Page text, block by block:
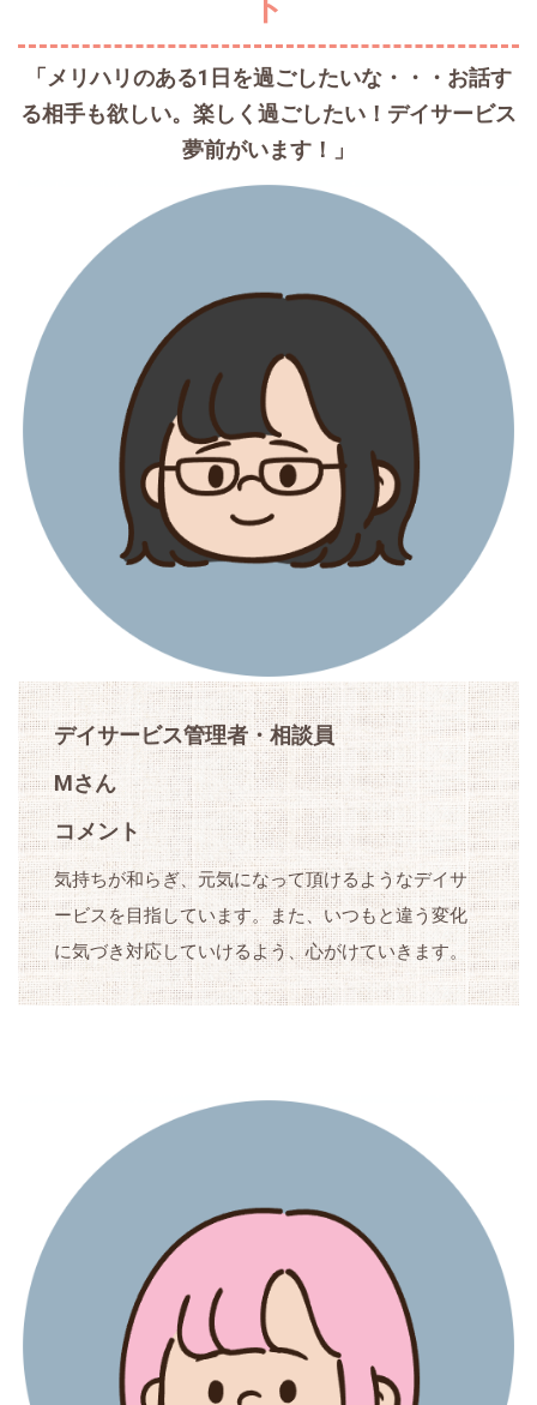
ト
「メリハリのある1日を過ごしたいな・・・お話す
る相手も欲しい。楽しく過ごしたい！デイサービス
夢前がいます！」
デイサービス管理者・相談員
Mさん
コメント
気持ちが和らぎ、元気になって頂けるようなデイサ
ービスを目指しています。また、いつもと違う変化
に気づき対応していけるよう、心がけていきます。